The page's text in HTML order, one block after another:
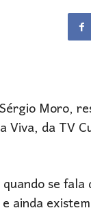
Moro,
Viva, da TV
se
ainda